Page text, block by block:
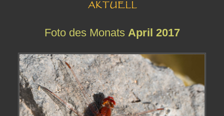
Foto des Monats April 2017